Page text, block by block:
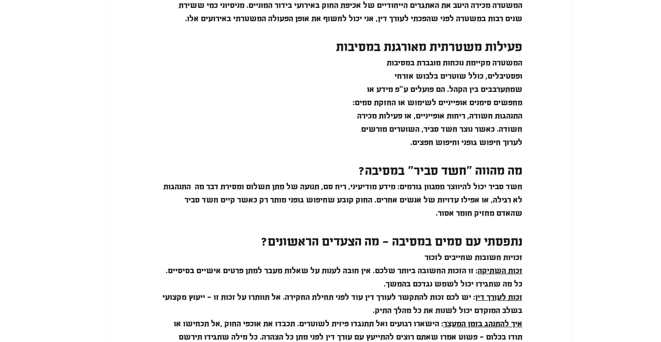
המשטרה מכירה היטב את האתגרים הייחודיים של אכיפת החוק באירועי בידור המוניים. מניסיוני כמי ששירת
שנים רבות במשטרה לפני שהפכתי לעורך דין, אני יכול לחשוף את אופן הפעולה המשטרתי באירועים אלו.
פעילות משטרתית מאורגנת במסיבות
המשטרה מקיימת נוכחות מוגברת במסיבות
ופסטיבלים, כולל שוטרים בלבוש אזרחי
שמתערבבים בין הקהל. הם פועלים ע"פ מידע או
מחפשים סימנים אופייניים לשימוש או החזקת סמים:
התנהגות חשודה, ריחות אופייניים, או פעילות מכירה
חשודה. כאשר נוצר חשד סביר, השוטרים מורשים
לערוך חיפוש גופני וחיפוש חפצים.
מה מהווה "חשד סביר" במסיבה?
חשד סביר יכול להיווצר ממגוון גורמים: מידע מודיעיני, ריח סם, תנועה של מתן תשלום ומסירת דבר מה  התנהגות
לא רגילה, או אפילו עדויות של אנשים אחרים. החוק קובע שחיפוש גופני מותר רק כאשר קיים חשד סביר
שהאדם מחזיק חומר אסור.
נתפסתי עם סמים במסיבה - מה הצעדים הראשונים?
זכויות חשובות שחייבים לזכור
זכות השתיקה: זו הזכות החשובה ביותר שלכם. אין חובה לענות על שאלות מעבר למתן פרטים אישיים בסיסיים.
כל מה שתגידו יכול לשמש נגדכם בהמשך.
זכות לעורך דין: יש לכם זכות להתקשר לעורך דין עוד לפני תחילת החקירה. אל תוותרו על זכות זו - ייעוץ מקצועי
בשלב המוקדם יכול לשנות את כל מהלך התיק.
איך להתנהג בזמן המעצר: הישארו רגועים ואל תתנגדו פיזית לשוטרים. תכבדו את אוכפי החוק ,אל תכחישו או
תודו בכלום - פשוט אמרו שאתם רוצים להתייעץ עם עורך דין לפני מתן כל הצהרה. כל מילה שתגידו תירשם